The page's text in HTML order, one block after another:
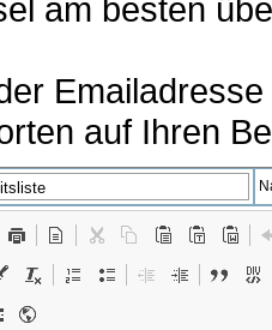
am besten
auf Ihren